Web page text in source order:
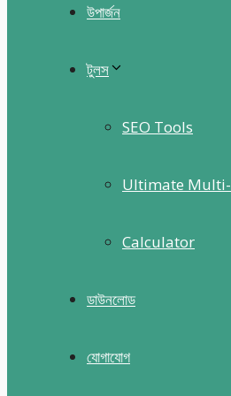
উপার্জন
টুলস
SEO Tools
Ultimate
Calculator
ডাউনলোড
যোগাযোগ